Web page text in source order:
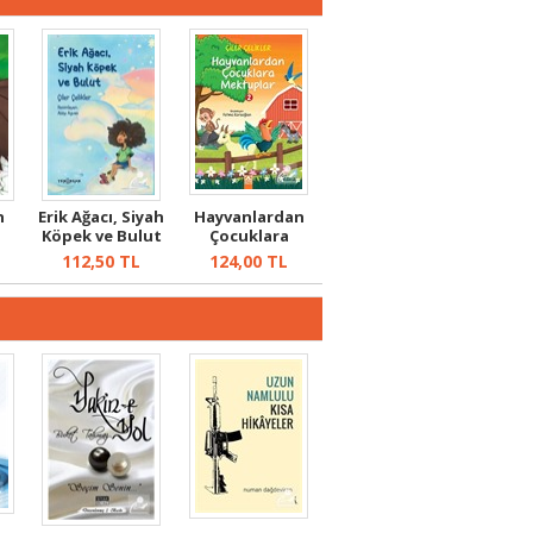
Erik Ağacı, Siyah
Köpek ve Bulut
112,50 TL
Hayvanlardan
Çocuklara
Mektuplara
Mektup...
124,00 TL